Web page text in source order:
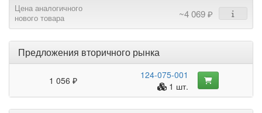
Цена аналогичного
нового товара
~4 069 ₽
Предложения вторичного рынка
1 056 ₽
124-075-001
1 шт.